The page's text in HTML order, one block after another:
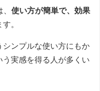
使い方が簡単で、効果
。
ンプルな使い方にもか
う実感を得る人が多くい